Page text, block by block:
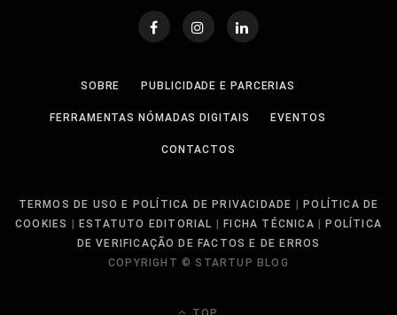
SOBRE PUBLICIDADE E PARCERIAS
FERRAMENTAS NÓMADAS DIGITAIS EVENTOS
CONTACTOS
TERMOS DE USO E POLÍTICA DE PRIVACIDADE |POLÍTICA DE
COOKIES | ESTATUTO EDITORIAL |FICHA TÉCNICA |POLÍTICA
DE VERIFICAÇÃO DE FACTOS E DE ERROS
COPYRIGHT © STARTUP BLOG